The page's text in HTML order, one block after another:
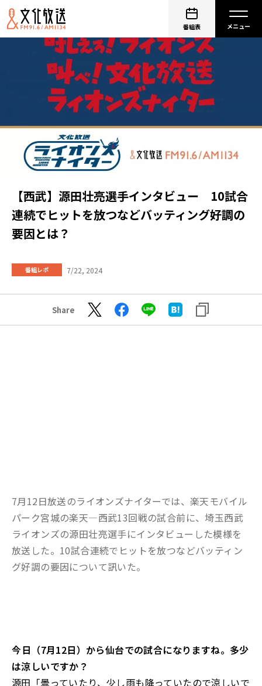
番組表
【西武】源田壮亮選手インタビュー 10試合
連続でヒットを放つなどバッティング好調の
要因とは？
番組レポ 7/22, 2024
Share
7月12日放送のライオンズナイターでは、楽天モバイル
パーク宮城の楽天―西武13回戦の試合前に、埼玉西武
ライオンズの源田壮亮選手にインタビューした模様を
放送した。10試合連続でヒットを放つなどバッティン
グ好調の要因について訊いた。
――今日（7月12日）から仙台での試合になりますね。多少
は涼しいですか？
源田「曇っていたり、少し雨も降っていたので涼しいで